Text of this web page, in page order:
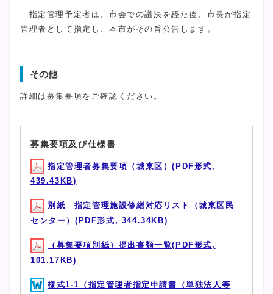
指定管理予定者は、市会での議決を経た後、市長が指定
管理者として指定し、本市がその旨公告します。
その他
詳細は募集要項をご確認ください。
募集要項及び仕様書
指定管理者募集要項（城東区）(PDF形式,
439.43KB)
別紙 指定管理施設修繕対応リスト（城東区民
センター）(PDF形式, 344.34KB)
（募集要項別紙）提出書類一覧(PDF形式,
101.17KB)
様式1-1（指定管理者指定申請書（単独法人等